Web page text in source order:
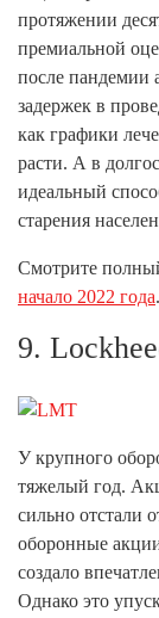
протяжении
премиальной
после пандемии
задержек в
как графики
расти. А в
идеальный
старения
Смотрите
начало 2022 года.
9.
У крупного
тяжелый год.
сильно отстали
оборонные
создало
Однако это